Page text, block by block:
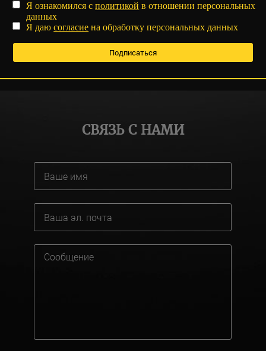
Я ознакомился сполитикой в отношении персональных
данных
Я даюсогласие на обработку персональных данных
СВЯЗЬ С НАМИ